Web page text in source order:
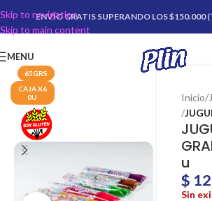
Skip to navigation
Skip to main content
ENVÍO GRATIS SUPERANDO LOS $150.000
MENU
65GRS
CAJA X6
0U
Inicio
u
$
Sin